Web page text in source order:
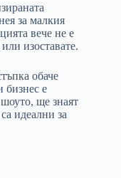
за малкия
вече не е
изоставате.
обаче
бизнес е
ще знаят
идеални за